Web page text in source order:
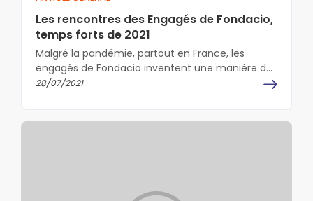
Les rencontres des Engagés de Fondacio,
temps forts de 2021
Malgré la pandémie, partout en France, les
engagés de Fondacio inventent une manière de
se rassembler et de célébrer leur…
28/07/2021